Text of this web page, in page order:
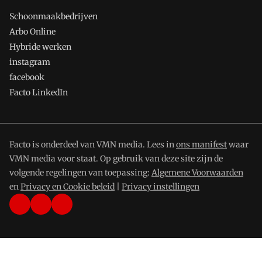
Schoonmaakbedrijven
Arbo Online
Hybride werken
instagram
facebook
Facto LinkedIn
Facto is onderdeel van VMN media. Lees inons manifestwaar
VMN media voor staat. Op gebruik van deze site zijn de
volgende regelingen van toepassing: Algemene Voorwaarden
enPrivacy en Cookie beleid Privacy instellingen